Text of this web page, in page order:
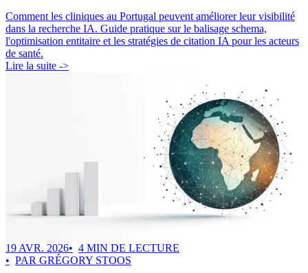
Comment les cliniques au Portugal peuvent améliorer leur visibilité
dans la recherche IA. Guide pratique sur le balisage schema,
l'optimisation entitaire et les stratégies de citation IA pour les acteurs
de santé.
Lire la suite ->
19 AVR. 2026
4 MIN DE LECTURE
PAR GRÉGORY STOOS